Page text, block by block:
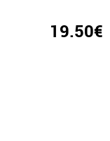
19.50€